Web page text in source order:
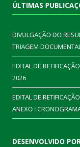
ÚLTIMAS
DIVULGAÇÃO DO
TRIAGEM
EDITAL DE
2026
EDITAL DE
ANEXO I
DESENVOLVIDO